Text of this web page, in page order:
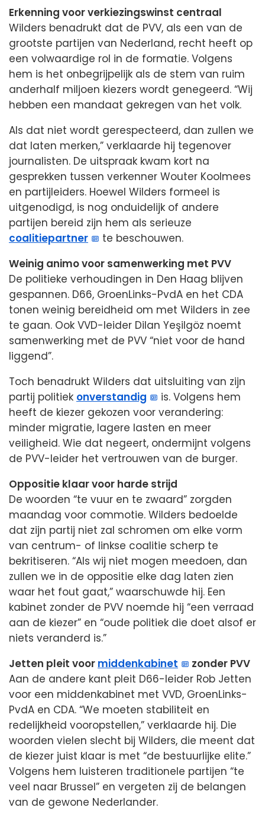
Erkenning voor verkiezingswinst centraal
Wilders benadrukt dat de PVV, als een van de
grootste partijen van Nederland, recht heeft op
een volwaardige rol in de formatie. Volgens
hem is het onbegrijpelijk als de stem van ruim
anderhalf miljoen kiezers wordt genegeerd. “Wij
hebben een mandaat gekregen van het volk.
Als dat niet wordt gerespecteerd, dan zullen we
dat laten merken,” verklaarde hij tegenover
journalisten. De uitspraak kwam kort na
gesprekken tussen verkenner Wouter Koolmees
en partijleiders. Hoewel Wilders formeel is
uitgenodigd, is nog onduidelijk of andere
partijen bereid zijn hem als serieuze
coalitiepartner
te beschouwen.
Weinig animo voor samenwerking met PVV
De politieke verhoudingen in Den Haag blijven
gespannen. D66, GroenLinks-PvdA en het CDA
tonen weinig bereidheid om met Wilders in zee
te gaan. Ook VVD-leider Dilan Yeşilgöz noemt
samenwerking met de PVV “niet voor de hand
liggend”.
Toch benadrukt Wilders dat uitsluiting van zijn
partij politiek onverstandig
is. Volgens hem
heeft de kiezer gekozen voor verandering:
minder migratie, lagere lasten en meer
veiligheid. Wie dat negeert, ondermijnt volgens
de PVV-leider het vertrouwen van de burger.
Oppositie klaar voor harde strijd
De woorden “te vuur en te zwaard” zorgden
maandag voor commotie. Wilders bedoelde
dat zijn partij niet zal schromen om elke vorm
van centrum- of linkse coalitie scherp te
bekritiseren. “Als wij niet mogen meedoen, dan
zullen we in de oppositie elke dag laten zien
waar het fout gaat,” waarschuwde hij. Een
kabinet zonder de PVV noemde hij “een verraad
aan de kiezer” en “oude politiek die doet alsof er
niets veranderd is.”
Jetten pleit voor middenkabinet
zonder PVV
Aan de andere kant pleit D66-leider Rob Jetten
voor een middenkabinet met VVD, GroenLinks-
PvdA en CDA. “We moeten stabiliteit en
redelijkheid vooropstellen,” verklaarde hij. Die
woorden vielen slecht bij Wilders, die meent dat
de kiezer juist klaar is met “de bestuurlijke elite.”
Volgens hem luisteren traditionele partijen “te
veel naar Brussel” en vergeten zij de belangen
van de gewone Nederlander.